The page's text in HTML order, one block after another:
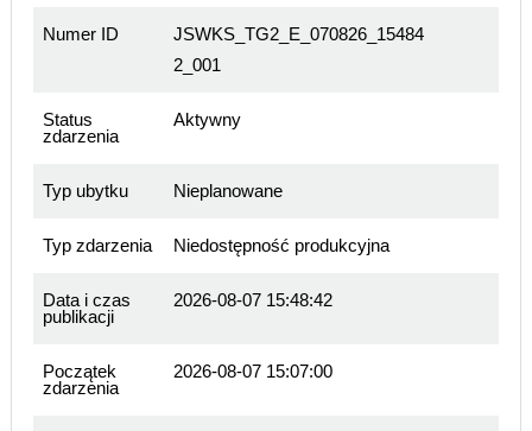
Numer ID
JSWKS_TG2_E_070826_15484
2_001
Status
zdarzenia
Aktywny
Typ ubytku Nieplanowane
Typ zdarzenia Niedostępność produkcyjna
Data i czas
publikacji
2026-08-07 15:48:42
Początek
zdarzenia
2026-08-07 15:07:00